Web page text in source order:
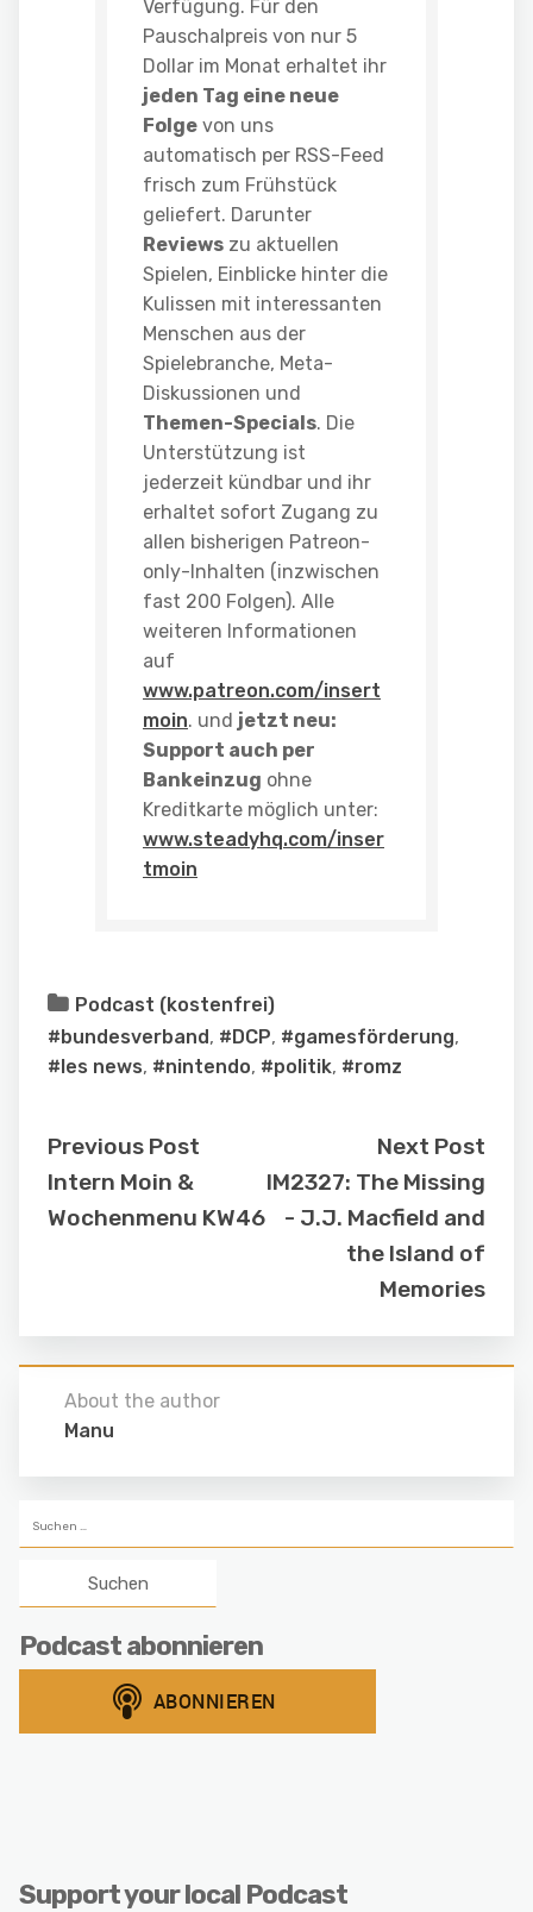
Verfügung. Für den
Pauschalpreis von nur 5
Dollar im Monat erhaltet ihr
jeden Tag eine neue
Folge von uns
automatisch per RSS-Feed
frisch zum Frühstück
geliefert. Darunter
Reviews zu aktuellen
Spielen, Einblicke hinter die
Kulissen mit interessanten
Menschen aus der
Spielebranche, Meta-
Diskussionen und
Themen-Specials. Die
Unterstützung ist
jederzeit kündbar und ihr
erhaltet sofort Zugang zu
allen bisherigen Patreon-
only-Inhalten (inzwischen
fast 200 Folgen). Alle
weiteren Informationen
auf
www.patreon.com/insert
moin. und jetzt neu:
Support auch per
Bankeinzug ohne
Kreditkarte möglich unter:
www.steadyhq.com/inser
tmoin
Podcast (kostenfrei)
#bundesverband, #DCP, #gamesförderung,
#les news, #nintendo, #politik, #romz
Previous Post
Intern Moin &
Wochenmenu KW46
Next Post
IM2327: The Missing
- J.J. Macfield and
the Island of
Memories
About the author
Manu
nach:
Podcast abonnieren
Support your local Podcast